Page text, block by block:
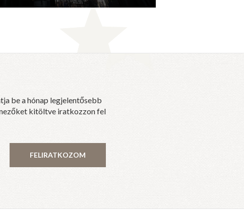
be a hónap legjelentősebb
kitöltve iratkozzon fel
FELIRATKOZOM